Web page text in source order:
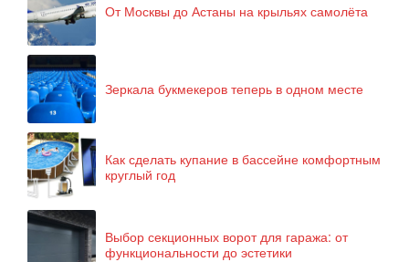
От Москвы до Астаны на крыльях самолёта
Зеркала букмекеров теперь в одном месте
Как сделать купание в бассейне комфортным
круглый год
Выбор секционных ворот для гаража: от
функциональности до эстетики